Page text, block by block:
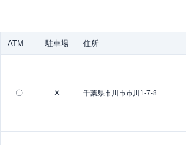
ATM 駐車場 住所
〇 ✕ 千葉県市川市市川1-7-8